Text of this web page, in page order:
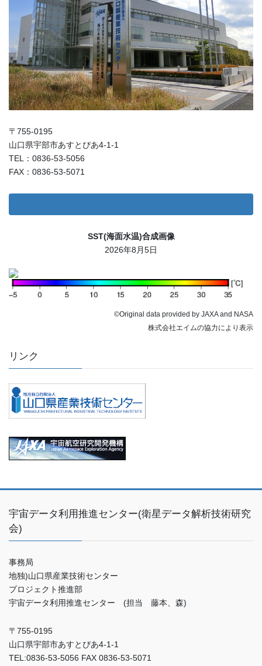
〒755-0195
山口県宇部市あすとぴあ4-1-1
TEL：0836-53-5056
FAX：0836-53-5071
SST(海面水温)合成画像
2026年8月5日
©Original data provided by JAXA and NASA
株式会社エイムの協力により表示
リンク
宇宙データ利用推進センター(衛星データ解析技術研究
会)
事務局
地独)山口県産業技術センター
プロジェクト推進部
宇宙データ利用推進センター (担当 藤本、森)
〒755-0195
山口県宇部市あすとぴあ4-1-1
TEL:0836-53-5056 FAX 0836-53-5071